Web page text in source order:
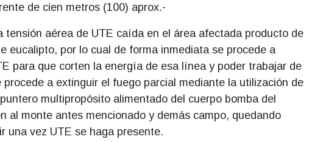
de cien metros (100) aprox.-
tensión aérea de UTE caída en el área afectada producto de
eucalipto, por lo cual de forma inmediata se procede a
para que corten la energía de esa línea y poder trabajar de
a extinguir el fuego parcial mediante la utilización de
multipropósito alimentado del cuerpo bomba del
al monte antes mencionado y demás campo, quedando
una vez UTE se haga presente.